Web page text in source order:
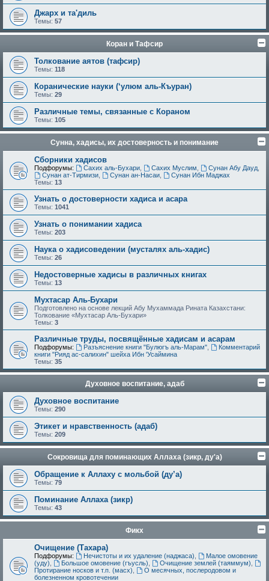
Джарх и та'диль
Темы: 57
Коран и Тафсир
Толкование аятов (тафсир)
Темы: 118
Коранические науки (‘улюм аль-Къуран)
Темы: 29
Различные темы, связанные с Кораном
Темы: 105
Сунна, хадисы, их достоверность и понимание
Сборники хадисов
Подфорумы: Сахих аль-Бухари, Сахих Муслим Сунан Абу Дауд,
Сунан ат-Тирмизи, Сунан ан-Насаи,
Сунан Ибн Маджах
Темы: 13
Узнать о достоверности хадиса и асара
Темы: 1041
Узнать о понимании хадиса
Темы: 203
Наука о хадисоведении (мусталях аль-хадис)
Темы: 26
Недостоверные хадисы в различных книгах
Темы: 13
Мухтасар Аль-Бухари
Подготовлено на основе лекций Абу Мухаммада Рината Казахстани:
Толкование «Мухтасар Аль-Бухари»
Темы: 3
Различные труды, посвящённые хадисам и асарам
Подфорумы: Разъяснение книги "Булюгъ аль-Марам",
Комментарий
книги "Рияд ас-салихин" шейха Ибн 'Усаймина
Темы: 35
Духовное воспитание, адаб
Духовное воспитание
Темы: 290
Этикет и нравственность (адаб)
Темы: 209
Сокровища для поминающих Аллаха (зикр, ду'а)
Обращение к Аллаху с мольбой (ду’а)
Темы: 79
Поминание Аллаха (зикр)
Темы: 43
Фикх
Очищение (Тахара)
Подфорумы: Нечистоты и их удаление (наджаса)
Малое омовение
(уду)
Большое омовение (гъусль) Очищение землей (таяммум)
Протирание носков и т.п. (масх)
О месячных, послеродовом и
болезненном кровотечении